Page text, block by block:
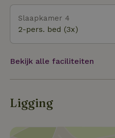
Slaapkamer 4
2-pers. bed (3x)
Bekijk alle faciliteiten
Ligging